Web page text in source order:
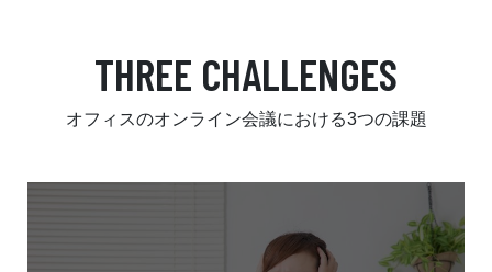
THREE CHALLENGES
オフィスのオンライン会議における3つの課題